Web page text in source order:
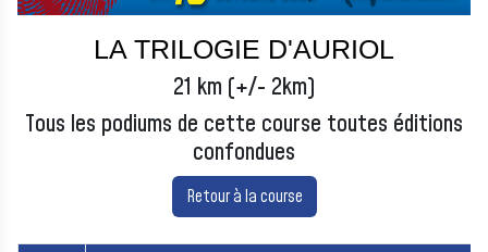
LA TRILOGIE D'AURIOL
21 km (+/- 2km)
Tous les podiums de cette course toutes éditions
confondues
Retour à la course